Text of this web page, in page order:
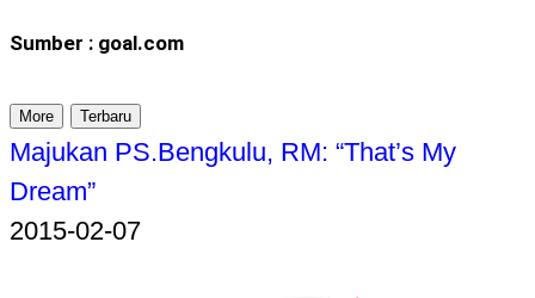
Sumber : goal.com
More Terbaru
Majukan PS.Bengkulu, RM: “That’s My
Dream”
2015-02-07